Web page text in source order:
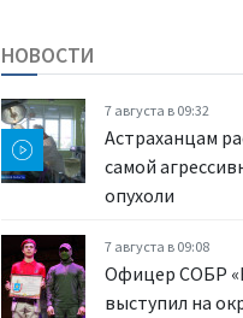
НОВОСТИ
7 августа в 09:32
Астраханцам
самой
опухоли
7 августа в 09:08
Офицер СОБР
выступил на